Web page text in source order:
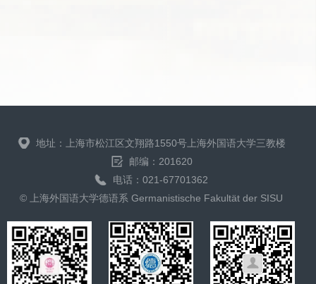
地址：上海市松江区文翔路1550号上海外国语大学三教楼
邮编：201620
电话：021-67701362
© 上海外国语大学德语系 Germanistische Fakultät der SISU